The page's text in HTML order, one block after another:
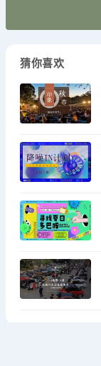
猜你喜欢